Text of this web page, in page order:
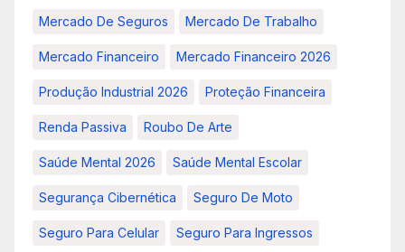
Mercado De Seguros Mercado De Trabalho
Mercado Financeiro Mercado Financeiro 2026
Produção Industrial 2026 Proteção Financeira
Renda Passiva Roubo De Arte
Saúde Mental 2026 Saúde Mental Escolar
Segurança Cibernética Seguro De Moto
Seguro Para Celular Seguro Para Ingressos